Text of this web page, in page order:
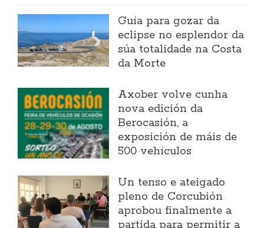
Guía para gozar da
eclipse no esplendor da
súa totalidade na Costa
da Morte
Axober volve cunha
nova edición da
Berocasión, a
exposición de máis de
500 vehículos
Un tenso e ateigado
pleno de Corcubión
aprobou finalmente a